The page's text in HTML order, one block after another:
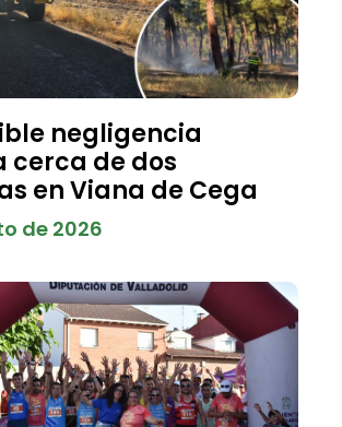
negligencia
cerca de dos
en Viana de Cega
de 2026